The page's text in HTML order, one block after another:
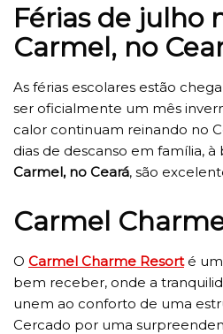
Férias de julho
Carmel, no
As férias escolares estão
ser oficialmente um mês
calor continuam reinando no
dias de descanso em família, à
Carmel, no Ceará, são
Carmel
O Carmel Charme Resorté
bem receber, onde a
unem ao conforto de uma
Cercado por uma